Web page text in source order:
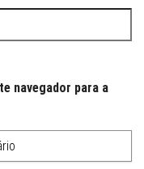
navegador para a